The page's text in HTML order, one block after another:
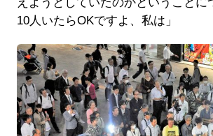
10人いたらOKですよ、私は」